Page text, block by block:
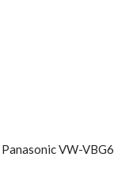
Panasonic VW-VBG6